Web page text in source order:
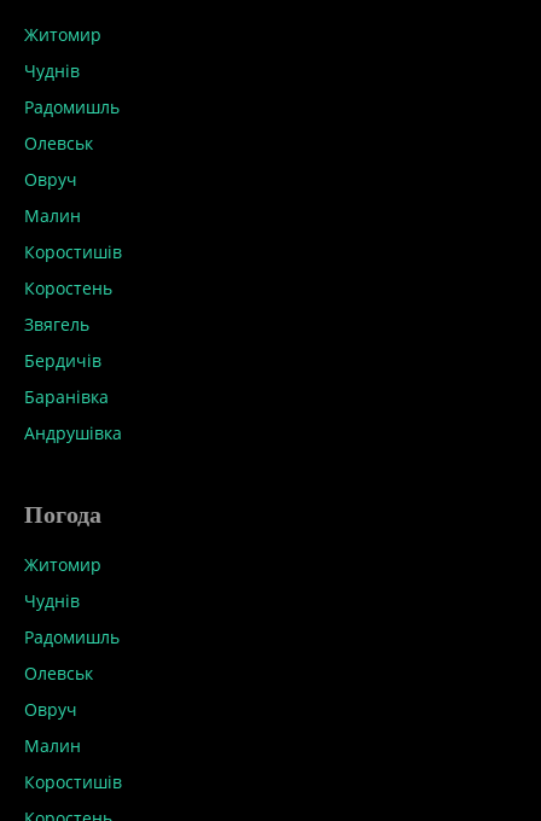
Житомир
Чуднів
Радомишль
Олевськ
Овруч
Малин
Коростишів
Коростень
Звягель
Бердичів
Баранівка
Андрушівка
Погода
Житомир
Чуднів
Радомишль
Олевськ
Овруч
Малин
Коростишів